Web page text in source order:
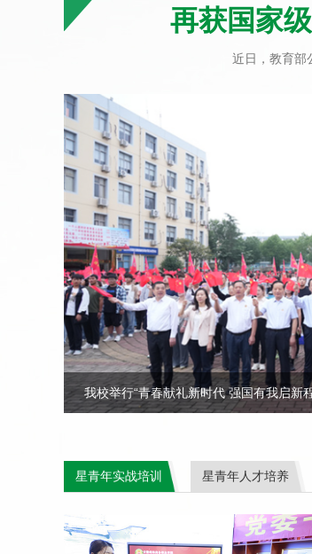
再获国家
近日，教育部
旗仪式 - 安徽... 陈孝云
星青年实战培训 星青年人才培养